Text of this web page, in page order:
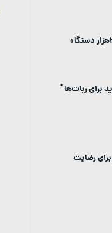
واردات یک میلیون و 357هزار دستگاه
برای ربات‌ها”
رضایت